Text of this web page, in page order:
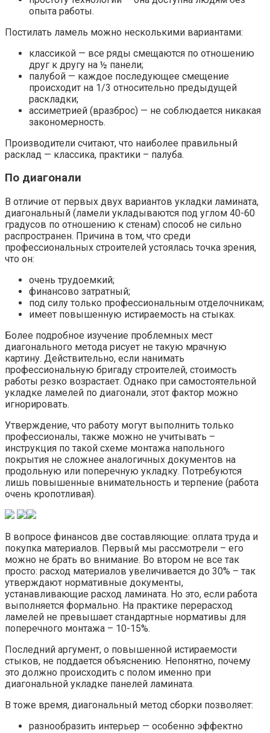
опыта работы.
Постилать ламель можно несколькими вариантами:
классикой — все ряды смещаются по отношению
друг к другу на ½ панели;
палубой — каждое последующее смещение
происходит на 1/3 относительно предыдущей
раскладки;
ассиметрией (вразброс) — не соблюдается никакая
закономерность.
Производители считают, что наиболее правильный
расклад — классика, практики – палуба.
По диагонали
В отличие от первых двух вариантов укладки ламината,
диагональный (ламели укладываются под углом 40-60
градусов по отношению к стенам) способ не сильно
распространен. Причина в том, что среди
профессиональных строителей устоялась точка зрения,
что он:
очень трудоемкий;
финансово затратный;
под силу только профессиональным отделочникам;
имеет повышенную истираемость на стыках.
Более подробное изучение проблемных мест
диагонального метода рисует не такую мрачную
картину. Действительно, если нанимать
профессиональную бригаду строителей, стоимость
работы резко возрастает. Однако при самостоятельной
укладке ламелей по диагонали, этот фактор можно
игнорировать.
Утверждение, что работу могут выполнить только
профессионалы, также можно не учитывать –
инструкция по такой схеме монтажа напольного
покрытия не сложнее аналогичных документов на
продольную или поперечную укладку. Потребуются
лишь повышенные внимательность и терпение (работа
очень кропотливая).
В вопросе финансов две составляющие: оплата труда и
покупка материалов. Первый мы рассмотрели – его
можно не брать во внимание. Во втором не все так
просто: расход материалов увеличивается до 30% – так
утверждают нормативные документы,
устанавливающие расход ламината. Но это, если работа
выполняется формально. На практике перерасход
ламелей не превышает стандартные нормативы для
поперечного монтажа – 10-15%.
Последний аргумент, о повышенной истираемости
стыков, не поддается объяснению. Непонятно, почему
это должно происходить с полом именно при
диагональной укладке панелей ламината.
В тоже время, диагональный метод сборки позволяет:
разнообразить интерьер — особенно эффектно